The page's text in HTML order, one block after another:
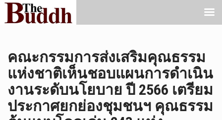
คณะกรรมการส่งเสริมคุณธรรม
แห่งชาติเห็นชอบแผนการดำเนิน
งานระดับนโยบาย ปี 2566 เตรียม
ประกาศยกย่องชุมชนฯ คุณธรรม